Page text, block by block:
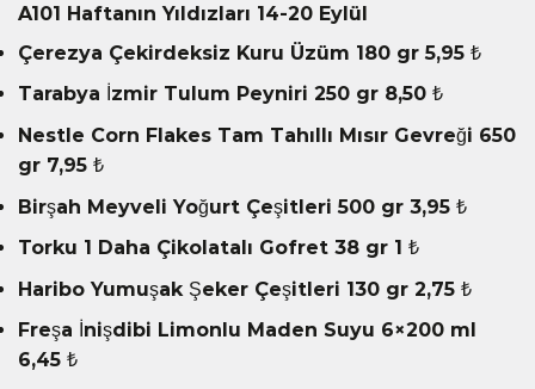
A101 Haftanın Yıldızları 14-20 Eylül
Çerezya Çekirdeksiz Kuru Üzüm 180 gr 5,95 ₺
Tarabya İzmir Tulum Peyniri 250 gr 8,50 ₺
Nestle Corn Flakes Tam Tahıllı Mısır Gevreği 650
gr 7,95 ₺
Birşah Meyveli Yoğurt Çeşitleri 500 gr 3,95 ₺
Torku 1 Daha Çikolatalı Gofret 38 gr 1 ₺
Haribo Yumuşak Şeker Çeşitleri 130 gr 2,75 ₺
Freşa İnişdibi Limonlu Maden Suyu 6×200 ml
6,45 ₺